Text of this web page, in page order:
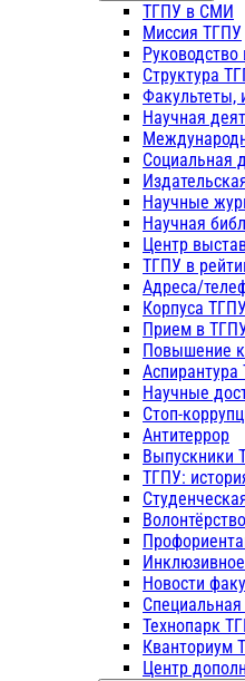
ТГПУ в СМИ
Миссия ТГПУ
Руководство
Структура
Факультеты,
Научная
Социальная
Научные
Научная
Центр
ТГПУ в
Адреса/
Корпуса ТГПУ
Прием в
Повышение
Аспирантура
Научные
Стоп-
Антитеррор
Выпускники
ТГПУ:
Волонтёрство
Новости
Технопарк
Кванториум
Центр